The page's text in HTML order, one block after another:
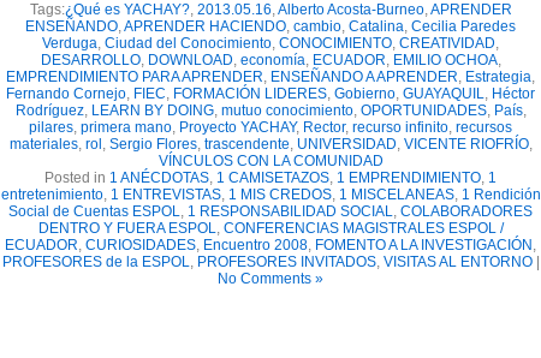
Tags:¿Qué es YACHAY?, 2013.05.16,Alberto Acosta-Burneo,APRENDER
ENSEÑANDO,APRENDER HACIENDO, cambio, Catalina, Cecilia Paredes
Verduga, Ciudad del Conocimiento, CONOCIMIENTO, CREATIVIDAD,
DESARROLLO, DOWNLOAD, economía, ECUADOR, EMILIO OCHOA,
EMPRENDIMIENTO PARA APRENDER, ENSEÑANDO A APRENDER, Estrategia,
Fernando Cornejo, FIEC, FORMACIÓN LIDERES, Gobierno, GUAYAQUIL, Héctor
Rodríguez, LEARN BY DOING, mutuo conocimiento, OPORTUNIDADES, País,
pilares, primera mano, Proyecto YACHAY, Rector, recurso infinito, recursos
materiales, rol , Sergio Flores, trascendente, UNIVERSIDAD, VICENTE RIOFRÍO,
VÍNCULOS CON LA COMUNIDAD
Posted in 1 ANÉCDOTAS, 1 CAMISETAZOS, 1 EMPRENDIMIENTO, 1
entretenimiento, 1 ENTREVISTAS, 1 MIS CREDOS, 1 MISCELANEAS, 1 Rendición
Social de Cuentas ESPOL, 1 RESPONSABILIDAD SOCIAL, COLABORADORES
DENTRO Y FUERA ESPOL, CONFERENCIAS MAGISTRALES ESPOL /
ECUADOR, CURIOSIDADES, Encuentro 2008, FOMENTO A LA INVESTIGACIÓN ,
PROFESORES de la ESPOL, PROFESORES INVITADOS, VISITAS AL ENTORNO|
No Comments »